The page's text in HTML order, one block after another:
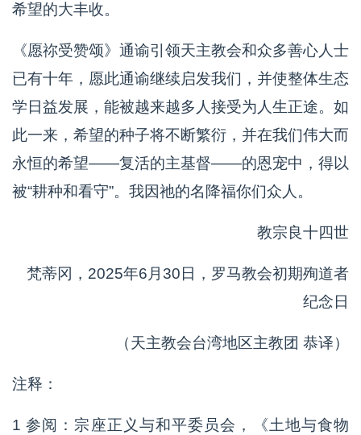
希望的大丰收。
《愿祢受赞颂》通谕引领天主教会和众多善心人士
已有十年，愿此通谕继续启发我们，并使整体生态
学日益发展，能被越来越多人接受为人生正途。如
此一来，希望的种子将不断繁衍，并在我们伟大而
永恒的希望——复活的主基督——的恩宠中，得以
被“耕种和看守”。我因祂的名降福你们众人。
教宗良十四世
梵蒂冈，2025年6月30日，罗马教会初期殉道者
纪念日
（天主教会台湾地区主教团 恭译）
注释：
1 参阅：宗座正义与和平委员会，《土地与食物